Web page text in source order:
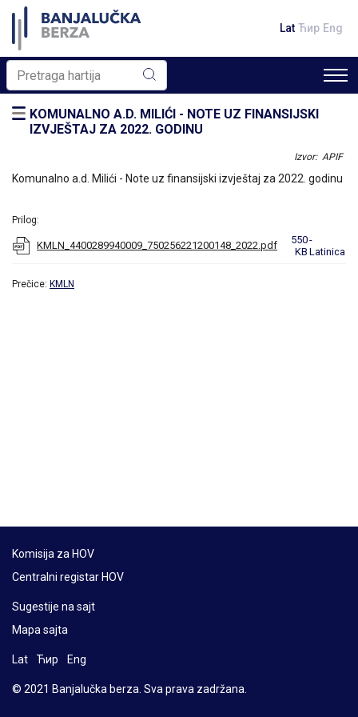
Lat Ћир Eng
KOMUNALNO A.D. MILIĆI - NOTE UZ FINANSIJSKI
IZVJEŠTAJ ZA 2022. GODINU
Izvor: APIF
Komunalno a.d. Milići - Note uz finansijski izvještaj za 2022. godinu
Prilog:
KMLN_4400289940009_750256221200148_2022.pdf
550
KB
-
Latinica
Prečice: KMLN
Komisija za HOV
Centralni registar HOV
Sugestije na sajt
Mapa sajta
Lat Ћир Eng
© 2021 Banjalučka berza. Sva prava zadržana.